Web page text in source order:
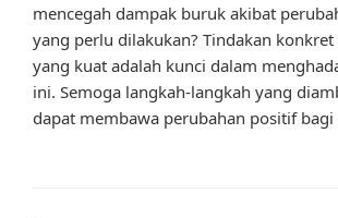
mencegah dampak buruk akibat
yang perlu dilakukan? Tindakan
yang kuat adalah kunci dalam
ini. Semoga langkah-langkah yang
dapat membawa perubahan positif